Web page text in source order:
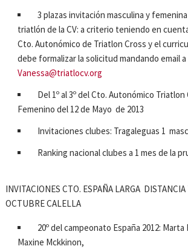
3 plazas invitación masculina y
triatlón de la CV: a criterio teniendo en
Cto. Autonómico de Triatlon Cross y el
debe formalizar la solicitud mandando email a
Vanessa@triatlocv.org
Del 1º al 3º del Cto. Autonómico
Femenino del 12 de Mayo de 2013
Invitaciones clubes: Tragaleguas 1
Ranking nacional clubes a 1 mes de la
INVITACIONES CTO. ESPAÑA LARGA
OCTUBRE CALELLA
20º del campeonato España 2012:
Maxine Mckkinon,